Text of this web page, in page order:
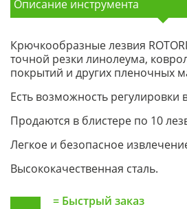
Описание инструмента
Крючкообразные лезвия
точной резки линолеума,
покрытий и других пленочных
Есть возможность регулировки
Продаются в блистере по 10
Легкое и безопасное
Высококачественная сталь.
= Быстрый заказ